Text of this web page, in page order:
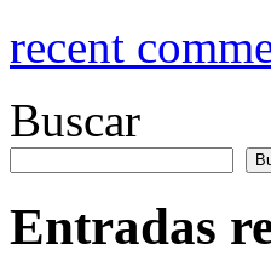
recent
Buscar
Entradas